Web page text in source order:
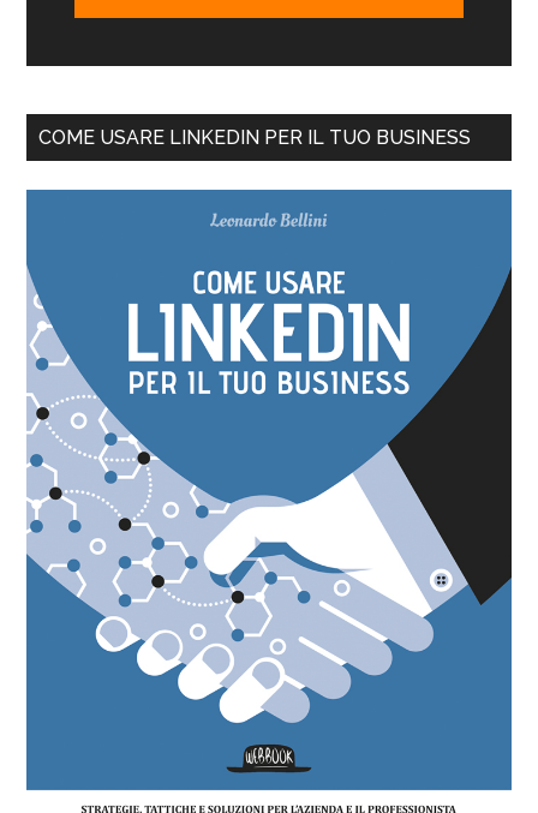
COME USARE LINKEDIN PER IL TUO BUSINESS